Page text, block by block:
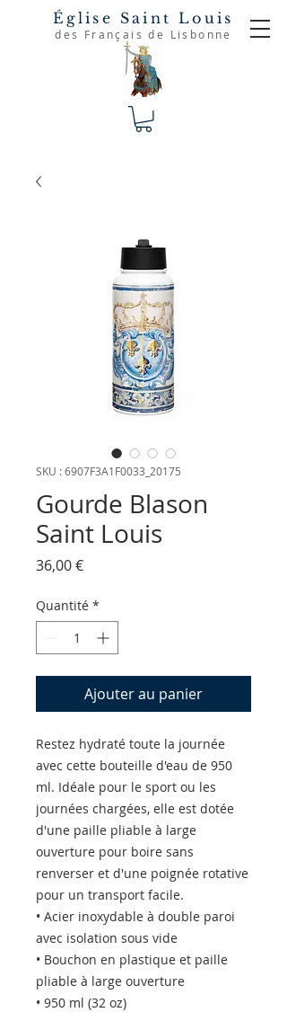
Église Saint Louis
des Français de Lisbonne
SKU : 6907F3A1F0033_20175
Gourde Blason
Saint Louis
36,00 €Prix
Quantité *
Ajouter au panier
Restez hydraté toute la journée
avec cette bouteille d'eau de 950
ml. Idéale pour le sport ou les
journées chargées, elle est dotée
d'une paille pliable à large
ouverture pour boire sans
renverser et d'une poignée rotative
pour un transport facile.
• Acier inoxydable à double paroi
avec isolation sous vide
• Bouchon en plastique et paille
pliable à large ouverture
• 950 ml (32 oz)